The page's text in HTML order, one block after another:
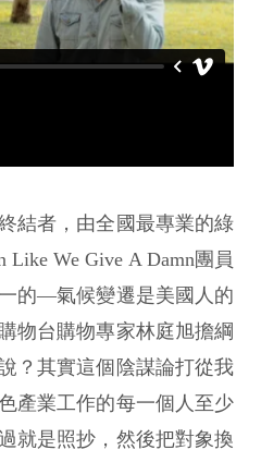
結者，由全國最專業的綠
Like We Give A Damn團員
的—氣候變遷是美國人的
物台購物專家林庭旭擔綱
？其實這個陰謀論打從我
產業工作的每一個人至少
就是照抄，然後把對象換